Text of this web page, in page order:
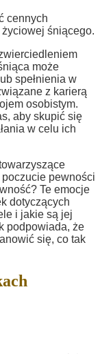
cennych
śniącego.
może
spełnienia w
z karierą
osobistym.
aby skupić się
w celu ich
pewności
Te emocje
dotyczących
i jakie są jej
podpowiada, że
się, co tak